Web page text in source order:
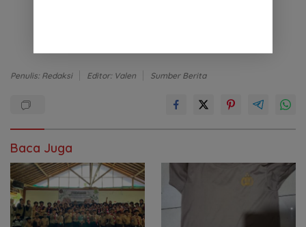
Penulis: Redaksi Editor: Valen Sumber Berita
Baca Juga